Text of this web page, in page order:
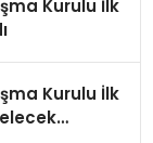
Kurulu İlk
Kurulu İlk